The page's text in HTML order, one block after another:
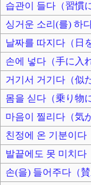
습관이 들다（習慣
싱거운 소리(를) 하
날짜를 따지다（日
손에 넣다（手に入
거기서 거기다（似
몸을 싣다（乗り物
마음이 찔리다（気
친정에 온 기분이다
발끝에도 못 미치다
손(을) 들어주다（賛